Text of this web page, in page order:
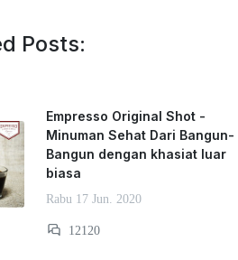
Posts:
Empresso Original Shot -
Minuman Sehat Dari Bangun-
Bangun dengan khasiat luar
biasa
Rabu 17 Jun. 2020
12120